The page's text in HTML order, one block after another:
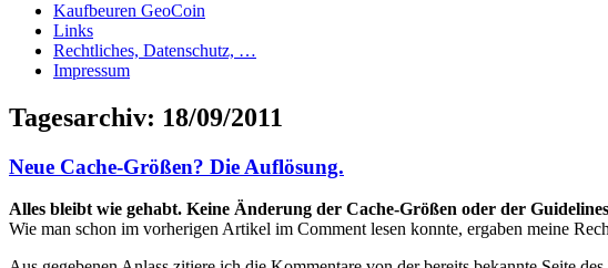
Kaufbeuren GeoCoin
Links
Rechtliches, Datenschutz, …
Impressum
Tagesarchiv: 18/09/2011
Neue Cache-Größen? Die Auflösung.
Alles bleibt wie gehabt. Keine Änderung der Cache-Größen oder der
Wie man schon im vorherigen Artikel im Comment lesen konnte, ergaben meine